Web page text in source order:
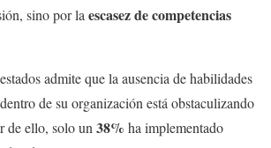
sino por la escasez de competencias
admite que la ausencia de habilidades
de su organización está obstaculizando
de ello, solo un 38% ha implementado